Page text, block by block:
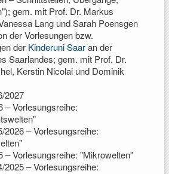
gem. mit Prof. Dr. Markus
Lang und Sarah Poensgen
der Vorlesungen bzw.
der Kinderuni Saaran der
Saarlandes; gem. mit Prof. Dr.
Kerstin Nicolai und Dominik
2027
– Vorlesungsreihe:
2026 – Vorlesungsreihe:
– Vorlesungsreihe: "Mikrowelten"
2025 – Vorlesungsreihe: